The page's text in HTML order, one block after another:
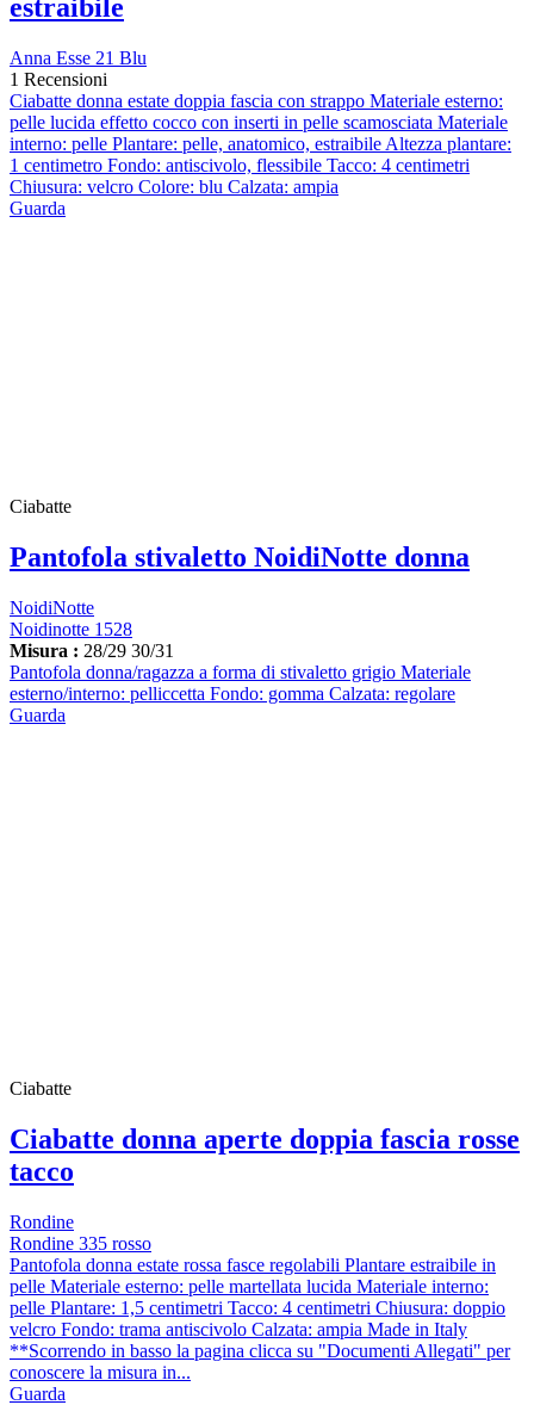
estraibile
Anna Esse 21 Blu
1 Recensioni
Ciabatte donna estate doppia fascia con strappo Materiale esterno:
pelle lucida effetto cocco con inserti in pelle scamosciata Materiale
interno: pelle Plantare: pelle, anatomico, estraibile Altezza plantare:
1 centimetro Fondo: antiscivolo, flessibile Tacco: 4 centimetri
Chiusura: velcro Colore: blu Calzata: ampia
Guarda
Ciabatte
Pantofola stivaletto NoidiNotte donna
NoidiNotte
Noidinotte 1528
Misura : 28/29 30/31
Pantofola donna/ragazza a forma di stivaletto grigio Materiale
esterno/interno: pelliccetta Fondo: gomma Calzata: regolare
Guarda
Ciabatte
Ciabatte donna aperte doppia fascia rosse
tacco
Rondine
Rondine 335 rosso
Pantofola donna estate rossa fasce regolabili Plantare estraibile in
pelle Materiale esterno: pelle martellata lucida Materiale interno:
pelle Plantare: 1,5 centimetri Tacco: 4 centimetri Chiusura: doppio
velcro Fondo: trama antiscivolo Calzata: ampia Made in Italy
**Scorrendo in basso la pagina clicca su "Documenti Allegati" per
conoscere la misura in...
Guarda